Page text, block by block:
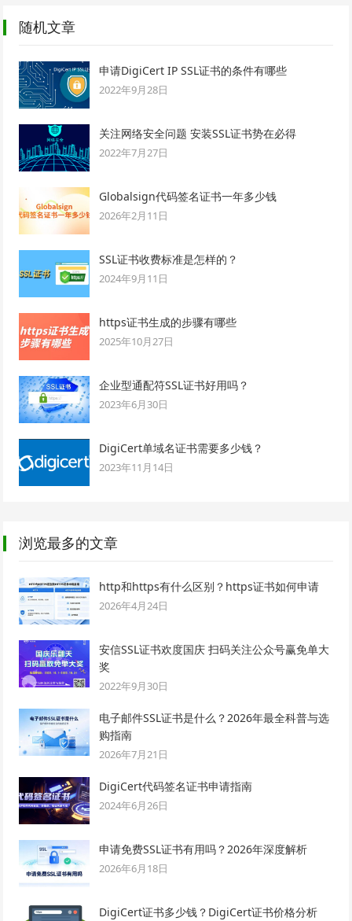
随机文章
申请DigiCert IP SSL证书的条件有哪些
2022年9月28日
关注网络安全问题 安装SSL证书势在必得
2022年7月27日
Globalsign代码签名证书一年多少钱
2026年2月11日
SSL证书收费标准是怎样的？
2024年9月11日
https证书生成的步骤有哪些
2025年10月27日
企业型通配符SSL证书好用吗？
2023年6月30日
DigiCert单域名证书需要多少钱？
2023年11月14日
浏览最多的文章
http和https有什么区别？https证书如何申请
2026年4月24日
安信SSL证书欢度国庆 扫码关注公众号赢免单大
奖
2022年9月30日
电子邮件SSL证书是什么？2026年最全科普与选
购指南
2026年7月21日
DigiCert代码签名证书申请指南
2024年6月26日
申请免费SSL证书有用吗？2026年深度解析
2026年6月18日
DigiCert证书多少钱？DigiCert证书价格分析